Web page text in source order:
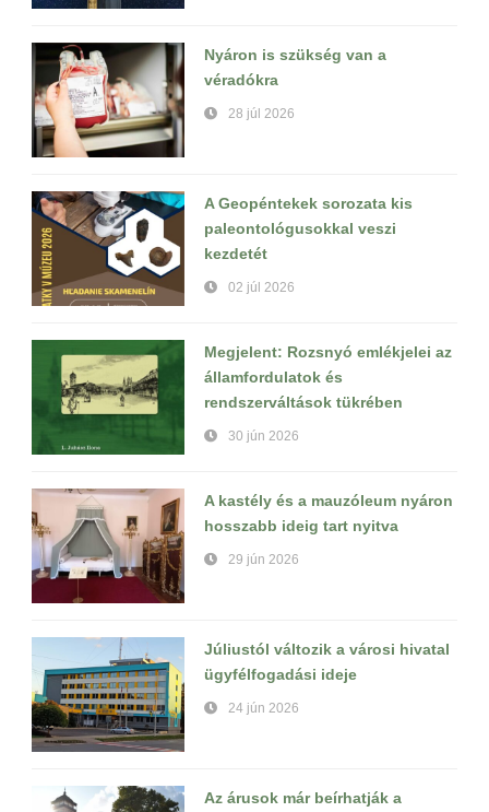
Nyáron is szükség van a
véradókra
28 júl 2026
A Geopéntekek sorozata kis
paleontológusokkal veszi
kezdetét
02 júl 2026
Megjelent: Rozsnyó emlékjelei az
államfordulatok és
rendszerváltások tükrében
30 jún 2026
A kastély és a mauzóleum nyáron
hosszabb ideig tart nyitva
29 jún 2026
Júliustól változik a városi hivatal
ügyfélfogadási ideje
24 jún 2026
Az árusok már beírhatják a